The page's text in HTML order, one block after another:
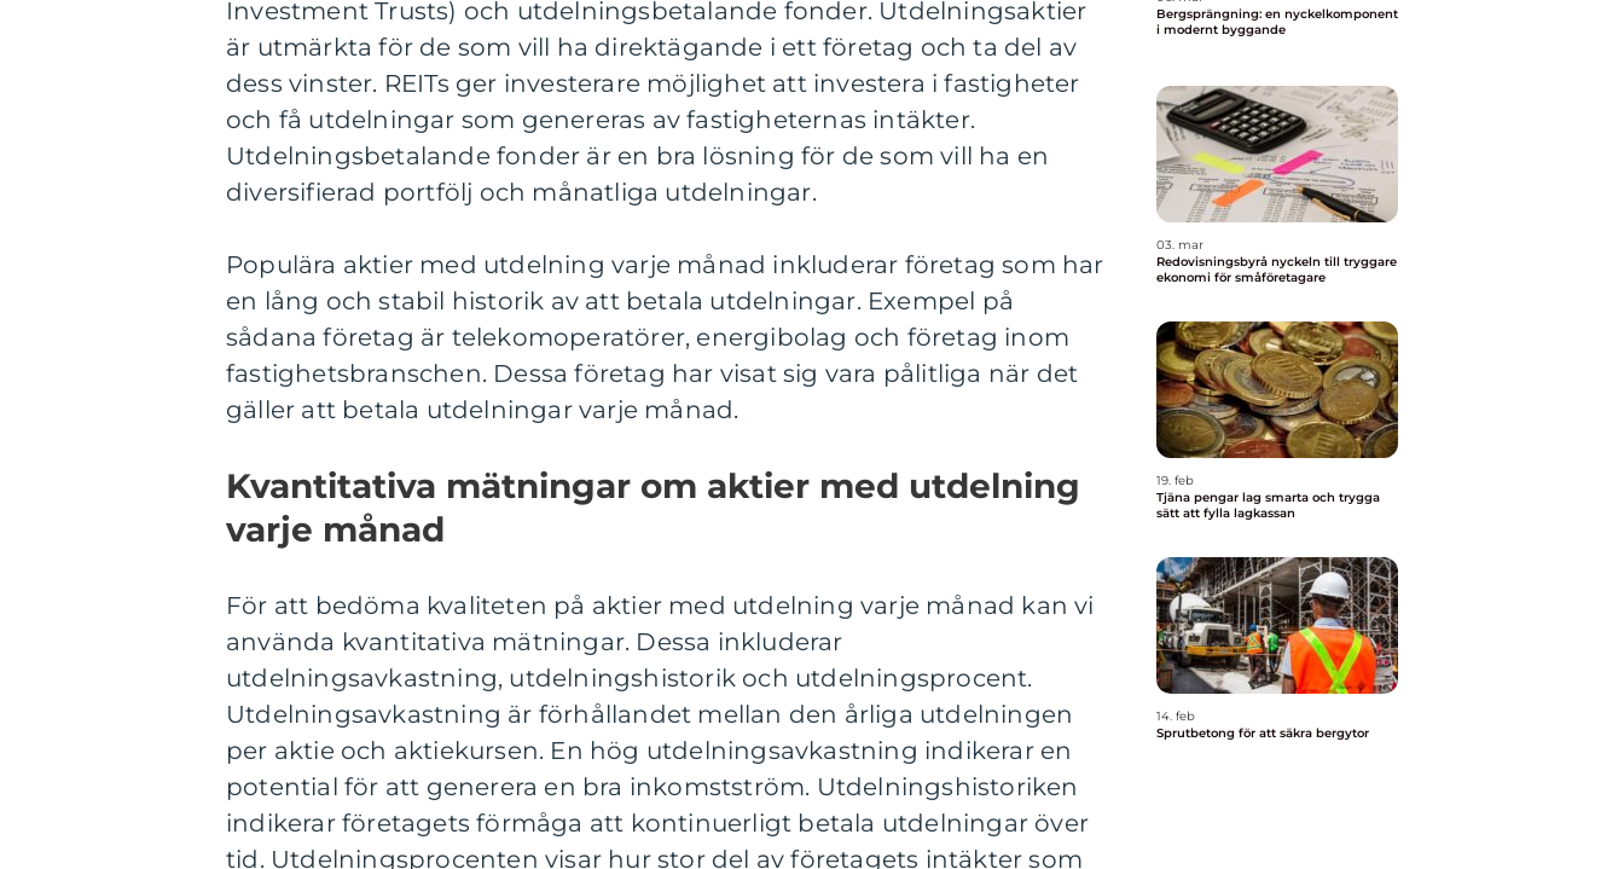
Investment Trusts) och utdelningsbetalande fonder. Utdelningsaktier
är utmärkta för de som vill ha direktägande i ett företag och ta del av
dess vinster. REITs ger investerare möjlighet att investera i fastigheter
och få utdelningar som genereras av fastigheternas intäkter.
Utdelningsbetalande fonder är en bra lösning för de som vill ha en
diversifierad portfölj och månatliga utdelningar.
Populära aktier med utdelning varje månad inkluderar företag som har
en lång och stabil historik av att betala utdelningar. Exempel på
sådana företag är telekomoperatörer, energibolag och företag inom
fastighetsbranschen. Dessa företag har visat sig vara pålitliga när det
gäller att betala utdelningar varje månad.
Kvantitativa mätningar om aktier med utdelning
varje månad
För att bedöma kvaliteten på aktier med utdelning varje månad kan vi
använda kvantitativa mätningar. Dessa inkluderar
utdelningsavkastning, utdelningshistorik och utdelningsprocent.
Utdelningsavkastning är förhållandet mellan den årliga utdelningen
per aktie och aktiekursen. En hög utdelningsavkastning indikerar en
potential för att generera en bra inkomstström. Utdelningshistoriken
indikerar företagets förmåga att kontinuerligt betala utdelningar över
tid. Utdelningsprocenten visar hur stor del av företagets intäkter som
Bergsprängning: en nyckelkomponent
i modernt byggande
03. mar
Redovisningsbyrå nyckeln till tryggare
ekonomi för småföretagare
19. feb
Tjäna pengar lag smarta och trygga
sätt att fylla lagkassan
14. feb
Sprutbetong för att säkra bergytor